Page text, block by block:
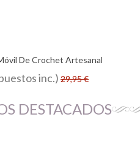
De Crochet Artesanal
inc.) 29,95 €
DESTACADOS